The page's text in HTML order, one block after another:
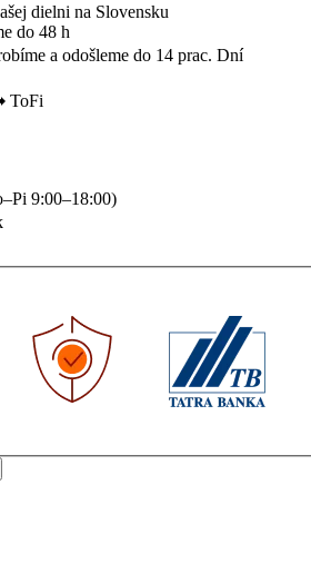
dielni na Slovensku
do 48 h
a odošleme do 14 prac. Dní
ToFi
9:00–18:00)